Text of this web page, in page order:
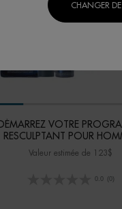
DÉMARREZ VOTRE
RESCULPTANT POUR
Valeur estimée de 123$
0.0 (0)
CHANGER DE